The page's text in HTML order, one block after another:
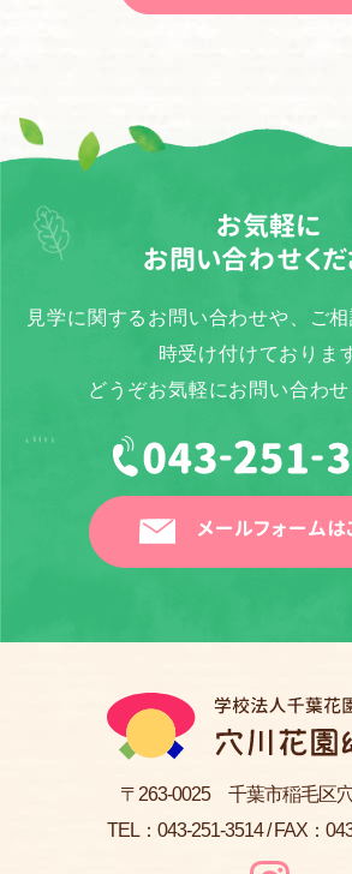
お気軽に
お問い合わせくだ
見学に関するお問い合わせや、ご
時受け付けておりま
どうぞお気軽にお問い合わせ
メールフォームは
〒263-0025 千葉市稲毛区
TEL： 043-251-3514/ FAX：